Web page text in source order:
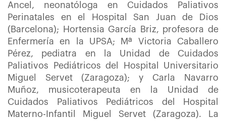
Ancel, neonatóloga en Cuidados Paliativos
Perinatales en el Hospital San Juan de Dios
(Barcelona); Hortensia García Briz, profesora de
Enfermería en la UPSA; Mª Victoria Caballero
Pérez, pediatra en la Unidad de Cuidados
Paliativos Pediátricos del Hospital Universitario
Miguel Servet (Zaragoza); y Carla Navarro
Muñoz, musicoterapeuta en la Unidad de
Cuidados Paliativos Pediátricos del Hospital
Materno-Infantil Miguel Servet (Zaragoza). La